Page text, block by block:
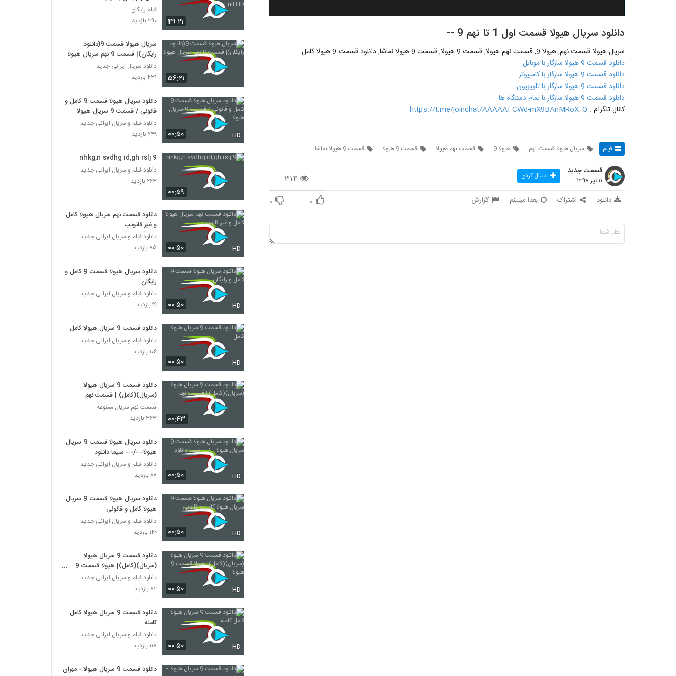
دانلود سریال هیولا قسمت اول 1 تا نهم 9 --
سریال هیولا قسمت نهم, هیولا 9, قسمت نهم هیولا, قسمت 9 هیولا, قسمت 9 هیولا نماشا, دانلود قسمت 9 هیولا کامل
دانلود قسمت 9 هیولا سازگار با موبایل
دانلود قسمت 9 هیولا سازگار با کامپیوتر
دانلود قسمت 9 هیولا سازگار با تلویزیون
دانلود قسمت 9 هیولا سازگار با تمام دستگاه ها
کانال تلگرام : https://t.me/joinchat/AAAAAFCWd-mX9BAnMRoX_Q
فیلم سریال هیولا قسمت نهم هیولا 9 قسمت نهم هیولا قسمت 9 هیولا قسمت 9 هیولا نماشا
۳۱۴
قسمت جدید
۱۱ تیر ۱۳۹۸ دنبال کردن
دانلود اشتراک بعدا میبینم گزارش ۰ ۰
۴۹:۲۱
فیلم رایگان
۳۹۰ بازدید
۵۶:۲۱
سریال هیولا قسمت 9(دانلود
رایگان)| قسمت 9 نهم سریال هیولا
دانلود سریال ایرانی جدید
۴۳۱ بازدید
۰۰:۵۰ HD
دانلود سریال هیولا قسمت 9 کامل و
قانونی / قسمت 9 سریال هیولا
دانلود فیلم و سریال ایرانی جدید
۲۴۹ بازدید
۰۰:۵۹
nhkg,n svdhg id,gh rslj 9
دانلود فیلم و سریال ایرانی جدید
۲۶۳ بازدید
۰۰:۵۰ HD
دانلود قسمت نهم سریال هیولا کامل
و غیر قانونب
دانلود فیلم و سریال ایرانی جدید
۸۵ بازدید
۰۰:۵۰ HD
دانلود سریال هیولا قسمت 9 کامل و
رایگان
دانلود فیلم و سریال ایرانی جدید
۹۹ بازدید
۰۰:۵۰ HD
دانلود قسمت 9 سریال هیولا کامل
دانلود فیلم و سریال ایرانی جدید
۱۰۶ بازدید
۰۰:۴۳
دانلود قسمت 9 سریال هیولا
(سریال)(کامل) | قسمت نهم
قسمت نهم سریال ممنوعه
۳۶۳ بازدید
۰۰:۵۰ HD
دانلود سریال هیولا قسمت 9 سریال
هیولا---/--- سیما دانلود
دانلود فیلم و سریال ایرانی جدید
۸۷ بازدید
۰۰:۵۰ HD
دانلود سریال هیولا قسمت 9 سریال
هیولا کامل و قانونی
دانلود فیلم و سریال ایرانی جدید
۱۴۰ بازدید
۰۰:۵۰ HD
دانلود قسمت 9 سریال هیولا
(سریال)(کامل)| هیولا قسمت 9
هیولا
دانلود فیلم و سریال ایرانی جدید
۸۲ بازدید
۰۰:۵۰ HD
دانلود قسمت 9 سریال هیولا کامل
کامله
دانلود فیلم و سریال ایرانی جدید
۱۱۸ بازدید
دانلود قسمت 9 سریال هیولا - مهران